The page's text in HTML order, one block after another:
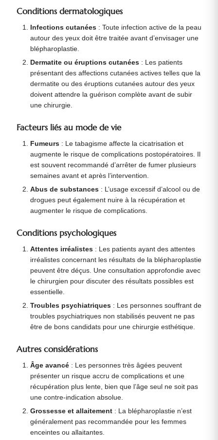
Conditions dermatologiques
Infections cutanées : Toute infection active de la peau
autour des yeux doit être traitée avant d’envisager une
blépharoplastie.
Dermatite ou éruptions cutanées : Les patients
présentant des affections cutanées actives telles que la
dermatite ou des éruptions cutanées autour des yeux
doivent attendre la guérison complète avant de subir
une chirurgie.
Facteurs liés au mode de vie
Fumeurs : Le tabagisme affecte la cicatrisation et
augmente le risque de complications postopératoires. Il
est souvent recommandé d’arrêter de fumer plusieurs
semaines avant et après l’intervention.
Abus de substances : L’usage excessif d’alcool ou de
drogues peut également nuire à la récupération et
augmenter le risque de complications.
Conditions psychologiques
Attentes irréalistes : Les patients ayant des attentes
irréalistes concernant les résultats de la blépharoplastie
peuvent être déçus. Une consultation approfondie avec
le chirurgien pour discuter des résultats possibles est
essentielle.
Troubles psychiatriques : Les personnes souffrant de
troubles psychiatriques non stabilisés peuvent ne pas
être de bons candidats pour une chirurgie esthétique.
Autres considérations
Âge avancé : Les personnes très âgées peuvent
présenter un risque accru de complications et une
récupération plus lente, bien que l’âge seul ne soit pas
une contre-indication absolue.
Grossesse et allaitement : La blépharoplastie n’est
généralement pas recommandée pour les femmes
enceintes ou allaitantes.